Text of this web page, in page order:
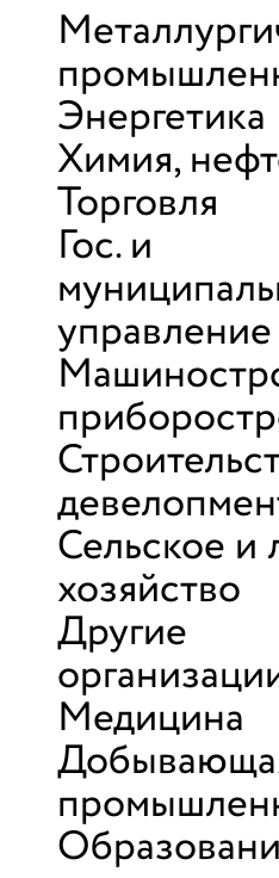
Энергетика
Химия,
Торговля
Гос. и
управление
Сельское и
хозяйство
Другие
Медицина